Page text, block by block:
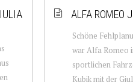
ALFA ROMEO
Schöne
war Alfa Romeo
sportlichen
Kubik mit der